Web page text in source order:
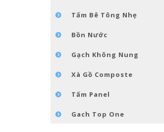
Tấm Bê Tông Nhẹ
Bồn Nước
Gạch Không Nung
Xà Gồ Composte
Tấm Panel
Gach Top One